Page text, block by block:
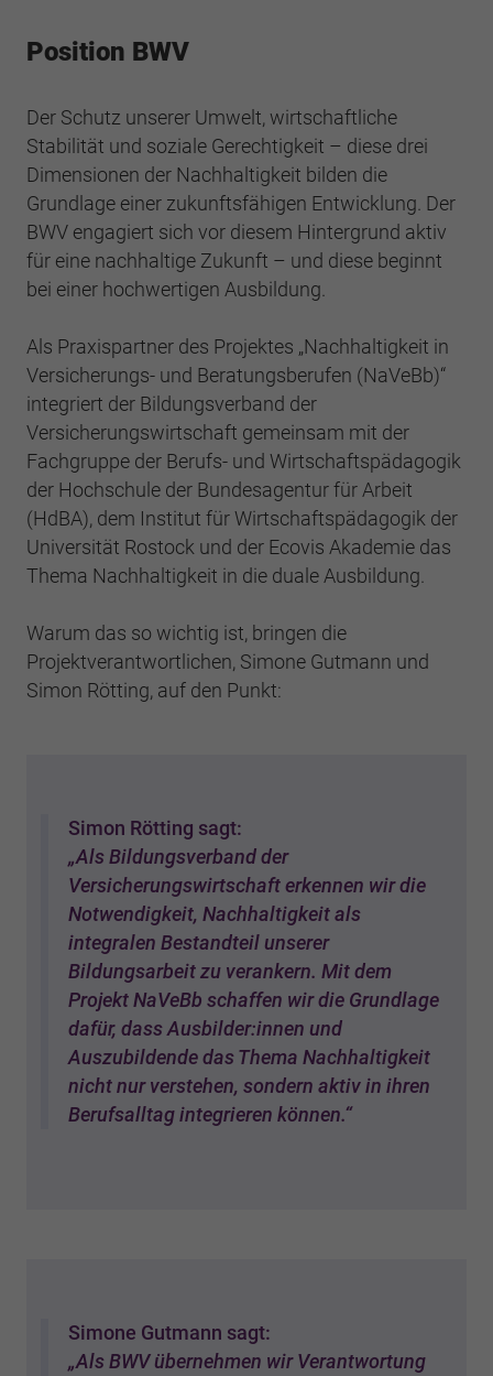
Position BWV
Der Schutz unserer Umwelt, wirtschaftliche
Stabilität und soziale Gerechtigkeit – diese drei
Dimensionen der Nachhaltigkeit bilden die
Grundlage einer zukunftsfähigen Entwicklung. Der
BWV engagiert sich vor diesem Hintergrund aktiv
für eine nachhaltige Zukunft – und diese beginnt
bei einer hochwertigen Ausbildung.
Als Praxispartner des Projektes „Nachhaltigkeit in
Versicherungs- und Beratungsberufen (NaVeBb)“
integriert der Bildungsverband der
Versicherungswirtschaft gemeinsam mit der
Fachgruppe der Berufs- und Wirtschaftspädagogik
der Hochschule der Bundesagentur für Arbeit
(HdBA), dem Institut für Wirtschaftspädagogik der
Universität Rostock und der Ecovis Akademie das
Thema Nachhaltigkeit in die duale Ausbildung.
Warum das so wichtig ist, bringen die
Projektverantwortlichen, Simone Gutmann und
Simon Rötting, auf den Punkt:
Simon Rötting sagt:
„Als Bildungsverband der
Versicherungswirtschaft erkennen wir die
Notwendigkeit, Nachhaltigkeit als
integralen Bestandteil unserer
Bildungsarbeit zu verankern. Mit dem
Projekt NaVeBb schaffen wir die Grundlage
dafür, dass Ausbilder:innen und
Auszubildende das Thema Nachhaltigkeit
nicht nur verstehen, sondern aktiv in ihren
Berufsalltag integrieren können.“
Simone Gutmann sagt:
„Als BWV übernehmen wir Verantwortung